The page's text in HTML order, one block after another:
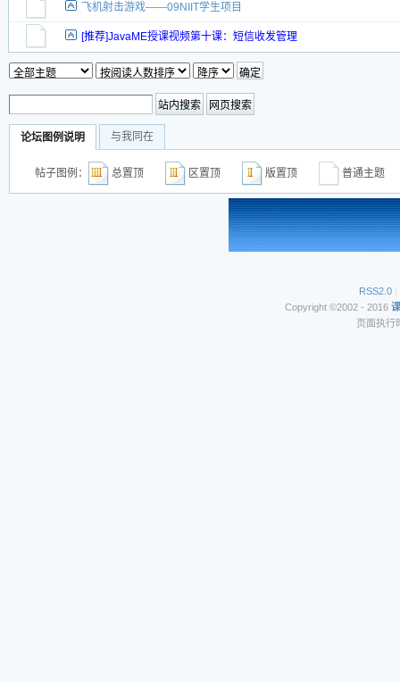
飞机射击游戏——09NIIT学生项目
[推荐]JavaME授课视频第十课：短信收发管理
论坛图例说明 与我同在
帖子图例： 总置顶 区置顶 版置顶 普通主
RSS2.0 |
Copyright ©2002 - 2016
页面执行